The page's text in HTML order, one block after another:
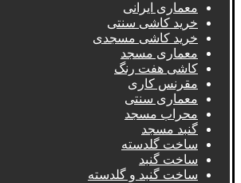
معماری ایرانی
خرید کاشی سنتی
خرید کاشی مسجدی
معماری مسجد
کاشی هفت رنگ
مقرنس کاری
معماری سنتی
محراب مسجد
گنبد مسجد
ساخت گلدسته
ساخت گنبد
ساخت گنبد و گلدسته